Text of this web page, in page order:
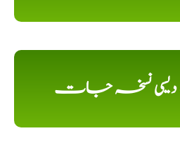
دیسی نسخہ جات